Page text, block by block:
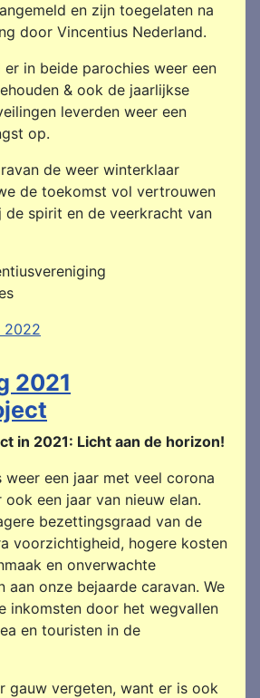
en zijn toegelaten na
door Vincentius Nederland.
er in beide parochies weer een
& ook de jaarlijkse
leverden weer een
op.
de weer winterklaar
de toekomst vol vertrouwen
spirit en de veerkracht van
2022
2021
in 2021: Licht aan de horizon!
weer een jaar met veel corona
een jaar van nieuw elan.
bezettingsgraad van de
voorzichtigheid, hogere kosten
en onverwachte
aan onze bejaarde caravan. We
inkomsten door het wegvallen
en touristen in de
gauw vergeten, want er is ook